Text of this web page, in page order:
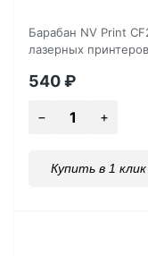
Барабан NV Print
лазерных
540₽
Купить в 1 клик